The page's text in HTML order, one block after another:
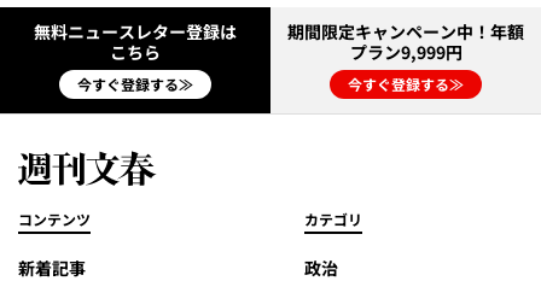
無料ニュースレター登録は
こちら
今すぐ登録する≫
期間限定キャンペーン中！年額
プラン9,999円
今すぐ登録する≫
コンテンツ
新着記事
カテゴリ
政治